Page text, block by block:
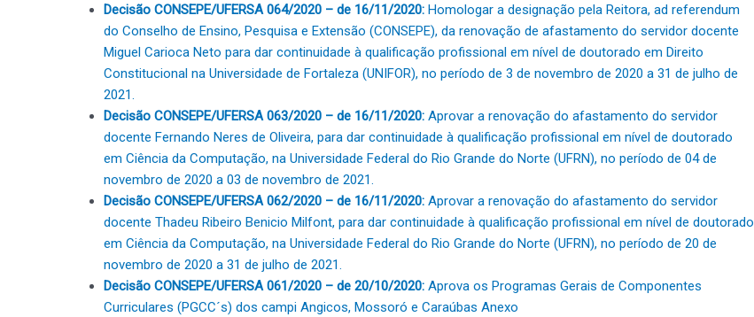
Decisão CONSEPE/UFERSA 064/2020 – de 16/11/2020: Homologar a designação pela Reitora, ad referendum
do Conselho de Ensino, Pesquisa e Extensão (CONSEPE), da renovação de afastamento do servidor docente
Miguel Carioca Neto para dar continuidade à qualificação profissional em nível de doutorado em Direito
Constitucional na Universidade de Fortaleza (UNIFOR), no período de 3 de novembro de 2020 a 31 de julho de
2021.
Decisão CONSEPE/UFERSA 063/2020 – de 16/11/2020: Aprovar a renovação do afastamento do servidor
docente Fernando Neres de Oliveira, para dar continuidade à qualificação profissional em nível de doutorado
em Ciência da Computação, na Universidade Federal do Rio Grande do Norte (UFRN), no período de 04 de
novembro de 2020 a 03 de novembro de 2021.
Decisão CONSEPE/UFERSA 062/2020 – de 16/11/2020: Aprovar a renovação do afastamento do servidor
docente Thadeu Ribeiro Benicio Milfont, para dar continuidade à qualificação profissional em nível de doutorado
em Ciência da Computação, na Universidade Federal do Rio Grande do Norte (UFRN), no período de 20 de
novembro de 2020 a 31 de julho de 2021.
Decisão CONSEPE/UFERSA 061/2020 – de 20/10/2020: Aprova os Programas Gerais de Componentes
Curriculares (PGCC´s) dos campi Angicos, Mossoró e Caraúbas Anexo